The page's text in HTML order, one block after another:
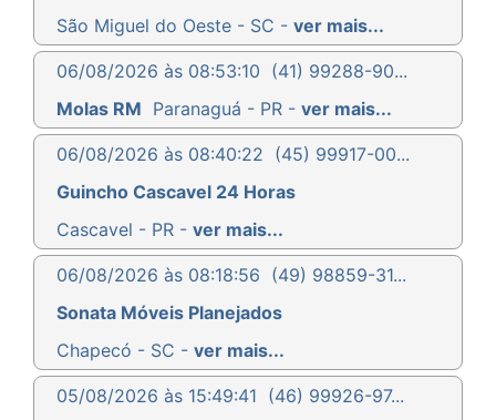
São Miguel do Oeste - SC - ver mais...
06/08/2026 às 08:53:10 (41) 99288-90...
Molas RM Paranaguá - PR - ver mais...
06/08/2026 às 08:40:22 (45) 99917-00...
Guincho Cascavel 24 Horas
Cascavel - PR - ver mais...
06/08/2026 às 08:18:56 (49) 98859-31...
Sonata Móveis Planejados
Chapecó - SC - ver mais...
05/08/2026 às 15:49:41 (46) 99926-97...